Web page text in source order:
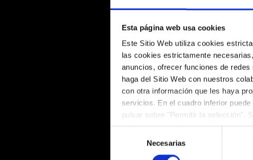
Esta página web usa cookies
Este Sitio Web utiliza cookies
las cookies estrictamente
anuncios, ofrecer funciones de
haga del Sitio Web con nuestros
con otra información que les haya
servicios. En el cuadro inferior
pulsar sobre "Permitir la selección".
podrá deshabilitar o configurar las
consentimiento
Necesarias